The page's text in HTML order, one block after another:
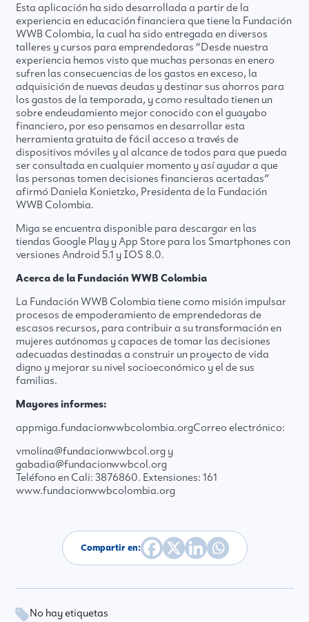
Esta aplicación ha sido desarrollada a partir de la
experiencia en educación financiera que tiene la Fundación
WWB Colombia, la cual ha sido entregada en diversos
talleres y cursos para emprendedoras “Desde nuestra
experiencia hemos visto que muchas personas en enero
sufren las consecuencias de los gastos en exceso, la
adquisición de nuevas deudas y destinar sus ahorros para
los gastos de la temporada, y como resultado tienen un
sobre endeudamiento mejor conocido con el guayabo
financiero, por eso pensamos en desarrollar esta
herramienta gratuita de fácil acceso a través de
dispositivos móviles y al alcance de todos para que pueda
ser consultada en cualquier momento y así ayudar a que
las personas tomen decisiones financieras acertadas”
afirmó Daniela Konietzko, Presidenta de la Fundación
WWB Colombia.
Miga se encuentra disponible para descargar en las
tiendas Google Play y App Store para los Smartphones con
versiones Android 5.1 y IOS 8.0.
Acerca de la Fundación WWB Colombia
La Fundación WWB Colombia tiene como misión impulsar
procesos de empoderamiento de emprendedoras de
escasos recursos, para contribuir a su transformación en
mujeres autónomas y capaces de tomar las decisiones
adecuadas destinadas a construir un proyecto de vida
digno y mejorar su nivel socioeconómico y el de sus
familias.
Mayores informes:
appmiga.fundacionwwbcolombia.orgCorreo electrónico:
vmolina@fundacionwwbcol.org y
gabadia@fundacionwwbcol.org
Teléfono en Cali: 3876860. Extensiones: 161
www.fundacionwwbcolombia.org
Compartir en:
No hay etiquetas